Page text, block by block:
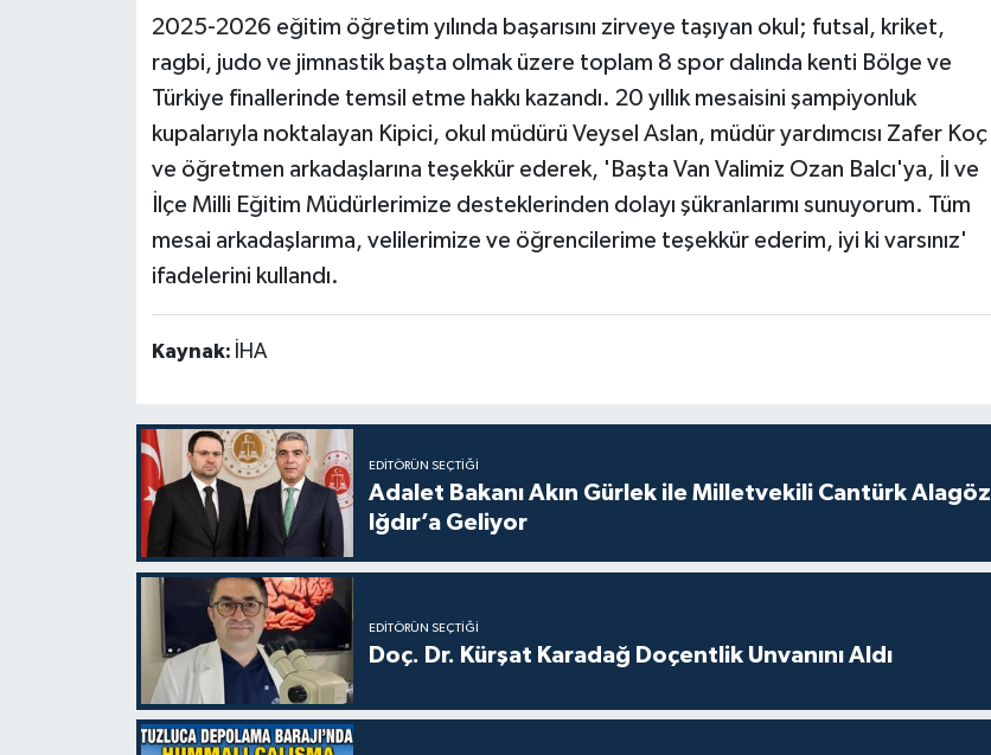
2025-2026 eğitim öğretim yılında başarısını zirveye taşıyan okul; futsal, kriket,
ragbi, judo ve jimnastik başta olmak üzere toplam 8 spor dalında kenti Bölge ve
Türkiye finallerinde temsil etme hakkı kazandı. 20 yıllık mesaisini şampiyonluk
kupalarıyla noktalayan Kipici, okul müdürü Veysel Aslan, müdür yardımcısı Zafer Koç
ve öğretmen arkadaşlarına teşekkür ederek, 'Başta Van Valimiz Ozan Balcı'ya, İl ve
İlçe Milli Eğitim Müdürlerimize desteklerinden dolayı şükranlarımı sunuyorum. Tüm
mesai arkadaşlarıma, velilerimize ve öğrencilerime teşekkür ederim, iyi ki varsınız'
ifadelerini kullandı.
Kaynak: İHA
EDITÖRÜN SEÇTIĞI
Adalet Bakanı Akın Gürlek ile Milletvekili Cantürk Alagöz
Iğdır’a Geliyor
EDITÖRÜN SEÇTIĞI
Doç. Dr. Kürşat Karadağ Doçentlik Unvanını Aldı